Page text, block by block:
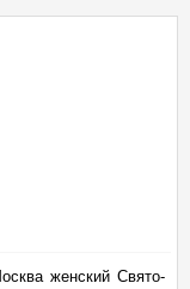
женский Свято-